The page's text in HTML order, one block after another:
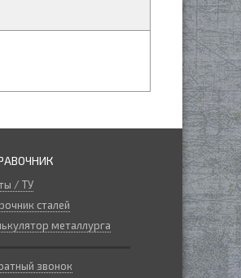
/ ТУ
сталей
металлурга
звонок